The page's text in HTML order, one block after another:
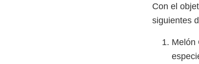
Con el
siguientes
Melón